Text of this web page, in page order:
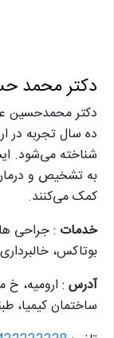
دکتر محمد
دکتر محمدحسین
ده سال تجربه در
شناخته می‌شود.
به تشخیص و
کمک می‌کنند.
خدمات : جراحی
بوتاکس،
آدرس : ارومیه، خ
ساختمان کیمیا،